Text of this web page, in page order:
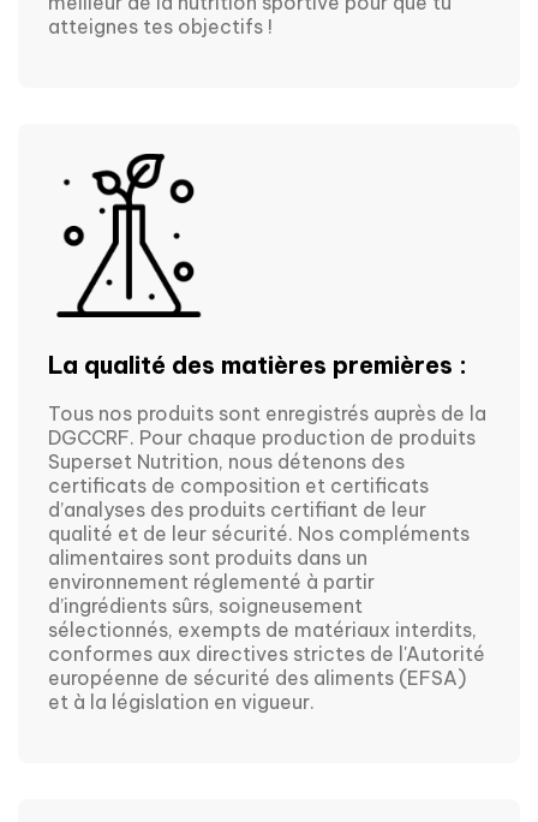
atteignes tes objectifs !
La qualité des matières premières :
Tous nos produits sont enregistrés auprès de la
DGCCRF. Pour chaque production de produits
Superset Nutrition, nous détenons des
certificats de composition et certificats
d’analyses des produits certifiant de leur
qualité et de leur sécurité. Nos compléments
alimentaires sont produits dans un
environnement réglementé à partir
d’ingrédients sûrs, soigneusement
sélectionnés, exempts de matériaux interdits,
conformes aux directives strictes de l'Autorité
européenne de sécurité des aliments (EFSA)
et à la législation en vigueur.